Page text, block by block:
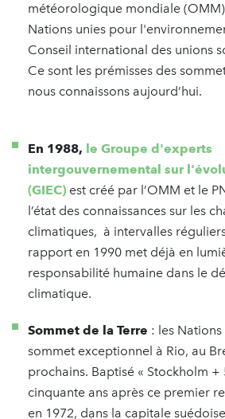
météorologique mondiale
Nations unies pour
Conseil international des unions
Ce sont les prémisses des
nous connaissons aujourd’hui.
En 1988, le Groupe d'experts
intergouvernemental sur
(GIEC) est créé par l’OMM et le
l’état des connaissances sur les
climatiques, à intervalles
rapport en 1990 met déjà en
responsabilité humaine dans le
climatique.
Sommet de la Terre : les
sommet exceptionnel à Rio, au
prochains. Baptisé « Stockholm +
cinquante ans après ce premier
en 1972, dans la capitale